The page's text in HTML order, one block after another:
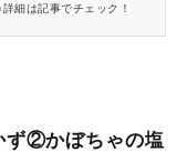
細は記事でチェック！
ず②かぼちゃの塩